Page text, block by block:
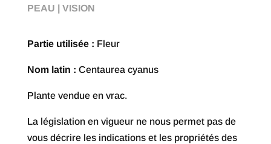
PEAU | VISION
Partie utilisée : Fleur
Nom latin : Centaurea cyanus
Plante vendue en vrac.
La législation en vigueur ne nous permet pas de
vous décrire les indications et les propriétés des